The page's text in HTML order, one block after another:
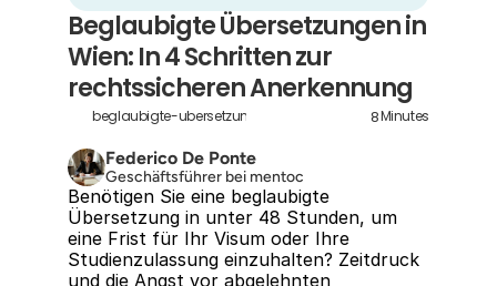
Beglaubigte Übersetzungen in
Wien: In 4 Schritten zur
rechtssicheren Anerkennung
beglaubigte-ubersetzungen-wien 8Minutes
Federico De Ponte
Geschäftsführer bei mentoc
Benötigen Sie eine beglaubigte
Übersetzung in unter 48 Stunden, um
eine Frist für Ihr Visum oder Ihre
Studienzulassung einzuhalten? Zeitdruck
und die Angst vor abgelehnten